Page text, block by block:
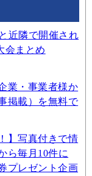
近隣で開催され
会まとめ
業・事業者様か
掲載）を無料で
】写真付きで情
ら毎月10件に
プレゼント企画